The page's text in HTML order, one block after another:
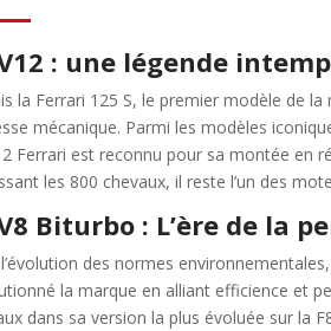
: une légende
la Ferrari 125 S, le premier modèle de
mécanique. Parmi les modèles
Ferrari est reconnu pour sa montée en
les 800 chevaux, il reste l’un des
Biturbo : L’ère de la
des normes
la marque en alliant efficience et
dans sa version la plus évoluée sur la